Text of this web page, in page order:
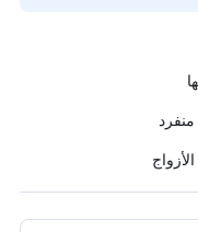
منفرد
الأزواج